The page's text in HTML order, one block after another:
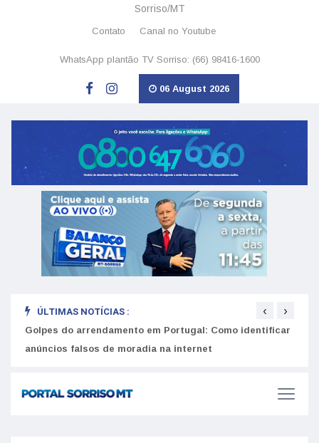
Sorriso/MT
Contato Canal no Youtube
WhatsApp plantão TV Sorriso: (66) 98416-1600
06 August 2026
ÚLTIMAS NOTÍCIAS :
Golpes do arrendamento em Portugal: Como identificar
anúncios falsos de moradia na internet
‹ ›